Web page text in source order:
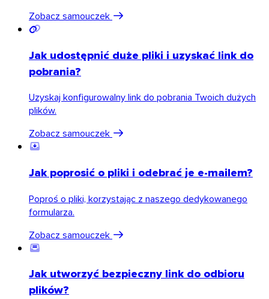
Zobacz samouczek
Jak udostępnić duże pliki i uzyskać link do
pobrania?
Uzyskaj konfigurowalny link do pobrania Twoich dużych
plików.
Zobacz samouczek
Jak poprosić o pliki i odebrać je e-mailem?
Poproś o pliki, korzystając z naszego dedykowanego
formularza.
Zobacz samouczek
Jak utworzyć bezpieczny link do odbioru
plików?